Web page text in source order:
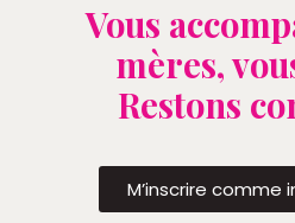
Vous
mères,
Restons
M’inscrire comme